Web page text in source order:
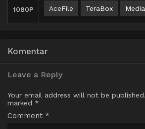
1080P AceFile TeraBox
Komentar
Leave a Reply
Your email address will not be published.
marked *
Comment *